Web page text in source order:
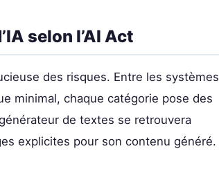
selon l’AI Act
des risques. Entre les systèmes
minimal, chaque catégorie pose des
de textes se retrouvera
explicites pour son contenu généré.